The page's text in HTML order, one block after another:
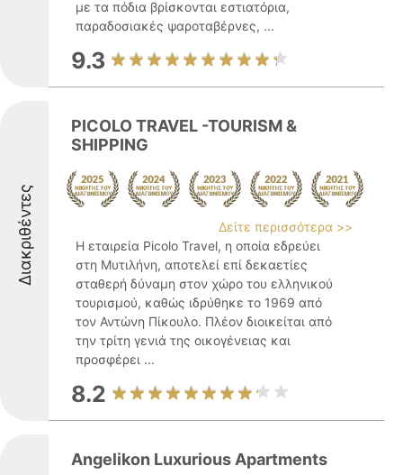
με τα πόδια βρίσκονται εστιατόρια,
παραδοσιακές ψαροταβέρνες, ...
9.3
Διακριθέντες
PICOLO TRAVEL -TOURISM &
SHIPPING
Δείτε περισσότερα >>
Η εταιρεία Picolo Travel, η οποία εδρεύει
στη Μυτιλήνη, αποτελεί επί δεκαετίες
σταθερή δύναμη στον χώρο του ελληνικού
τουρισμού, καθώς ιδρύθηκε το 1969 από
τον Αντώνη Πίκουλο. Πλέον διοικείται από
την τρίτη γενιά της οικογένειας και
προσφέρει ...
8.2
Angelikon Luxurious Apartments